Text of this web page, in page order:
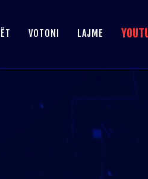
VOTONI LAJME